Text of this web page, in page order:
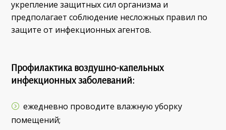
укрепление защитных сил организма и
предполагает соблюдение несложных правил по
защите от инфекционных агентов.
Профилактика воздушно-капельных
инфекционных заболеваний:
ежедневно проводите влажную уборку
помещений;